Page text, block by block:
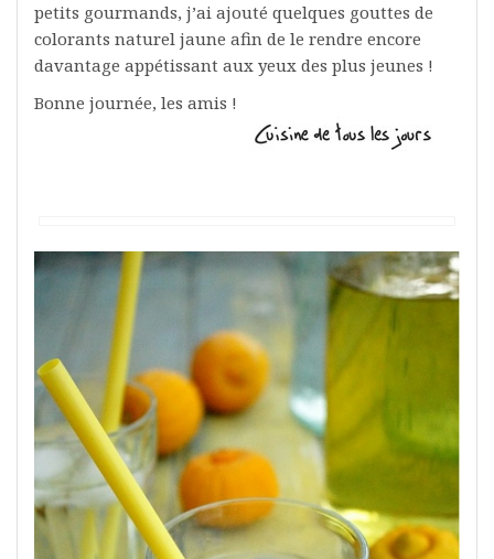
petits gourmands, j’ai ajouté quelques gouttes de
colorants naturel jaune afin de le rendre encore
davantage appétissant aux yeux des plus jeunes !
Bonne journée, les amis !